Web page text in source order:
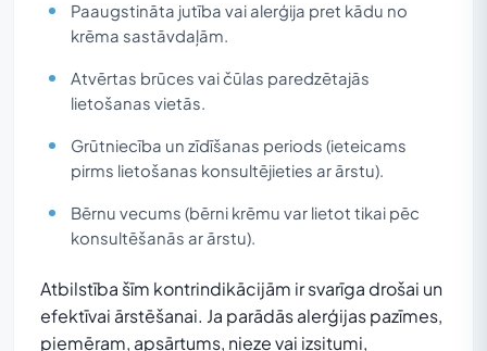
Paaugstināta jutība vai alerģija pret kādu no
krēma sastāvdaļām.
Atvērtas brūces vai čūlas paredzētajās
lietošanas vietās.
Grūtniecība un zīdīšanas periods (ieteicams
pirms lietošanas konsultējieties ar ārstu).
Bērnu vecums (bērni krēmu var lietot tikai pēc
konsultēšanās ar ārstu).
Atbilstība šīm kontrindikācijām ir svarīga drošai un
efektīvai ārstēšanai. Ja parādās alerģijas pazīmes,
piemēram, apsārtums, nieze vai izsitumi,